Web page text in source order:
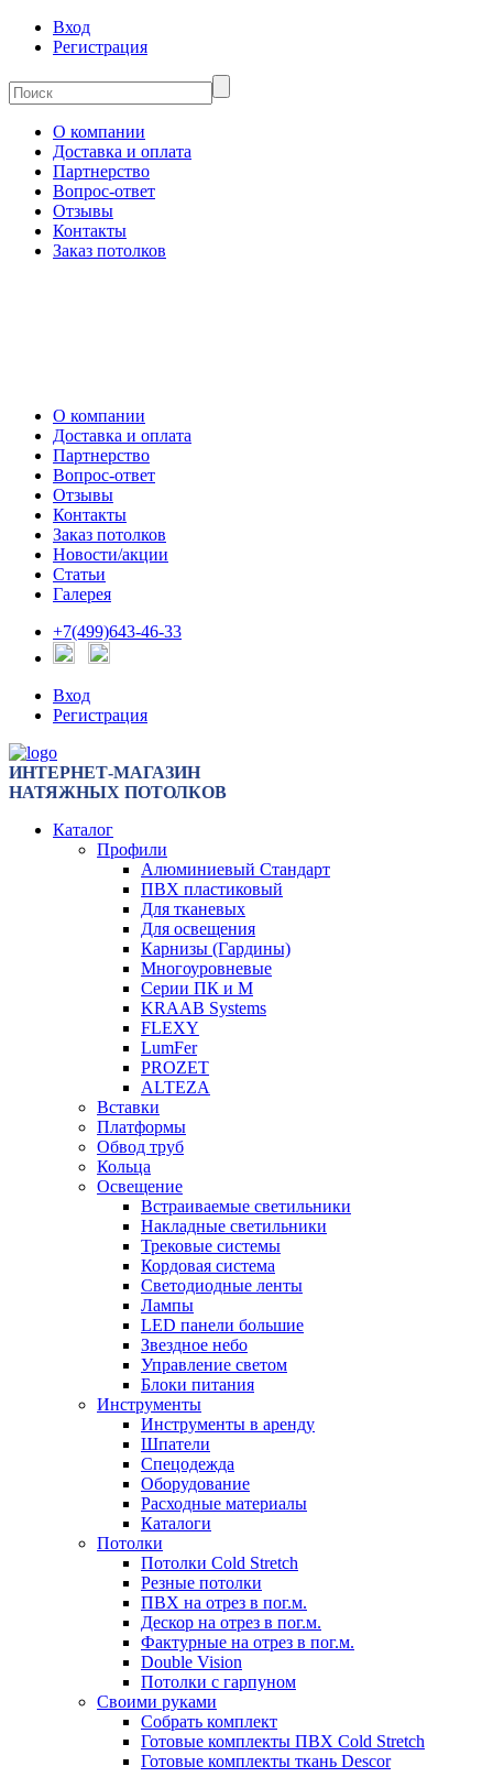
Вход
Регистрация
О компании
Доставка и оплата
Партнерство
Вопрос-ответ
Отзывы
Контакты
Заказ потолков
О компании
Доставка и оплата
Партнерство
Вопрос-ответ
Отзывы
Контакты
Заказ потолков
Новости/акции
Статьи
Галерея
+7(499)643-46-33
Вход
Регистрация
ИНТЕРНЕТ-МАГАЗИН
НАТЯЖНЫХ ПОТОЛКОВ
Каталог
Профили
Алюминиевый Стандарт
ПВХ пластиковый
Для тканевых
Для освещения
Карнизы (Гардины)
Многоуровневые
Серии ПК и М
KRAAB Systems
FLEXY
LumFer
PROZET
ALTEZA
Вставки
Платформы
Обвод труб
Кольца
Освещение
Встраиваемые светильники
Накладные светильники
Трековые системы
Кордовая система
Светодиодные ленты
Лампы
LED панели большие
Звездное небо
Управление светом
Блоки питания
Инструменты
Инструменты в аренду
Шпатели
Спецодежда
Оборудование
Расходные материалы
Каталоги
Потолки
Потолки Cold Stretch
Резные потолки
ПВХ на отрез в пог.м.
Дескор на отрез в пог.м.
Фактурные на отрез в пог.м.
Double Vision
Потолки с гарпуном
Своими руками
Собрать комплект
Готовые комплекты ПВХ Cold Stretch
Готовые комплекты ткань Descor